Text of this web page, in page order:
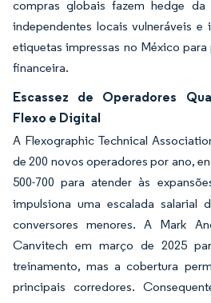
compras globais fazem hedge da
independentes locais vulneráveis
etiquetas impressas no México
financeira.
Escassez de Operadores
Flexo e Digital
A Flexographic Technical
de 200 novos operadores por ano,
500-700 para atender às
impulsiona uma escalada salarial
conversores menores. A Mark
Canvitech em março de 2025
treinamento, mas a cobertura
principais corredores.